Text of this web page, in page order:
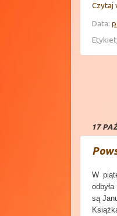
Czytaj
Data:
17
W
są